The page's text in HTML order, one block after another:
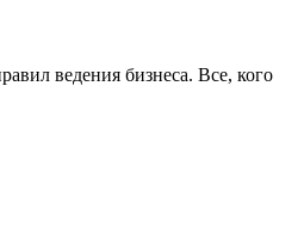
ведения бизнеса. Все, кого